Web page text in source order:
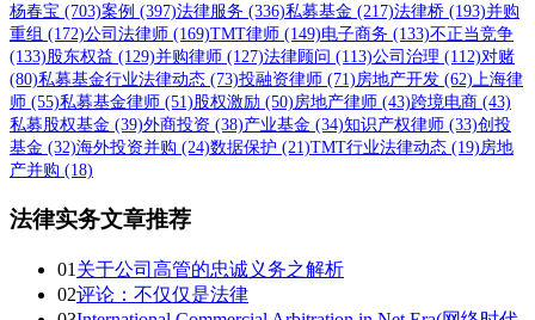
杨春宝 (703)案例 (397)法律服务 (336)私募基金 (217)法律桥 (193)并购
重组 (172)公司法律师 (169)TMT律师 (149)电子商务 (133)不正当竞争
(133)股东权益 (129)并购律师 (127)法律顾问 (113)公司治理 (112)对赌
(80)私募基金行业法律动态 (73)投融资律师 (71)房地产开发 (62)上海律
师 (55)私募基金律师 (51)股权激励 (50)房地产律师 (43)跨境电商 (43)
私募股权基金 (39)外商投资 (38)产业基金 (34)知识产权律师 (33)创投
基金 (32)海外投资并购 (24)数据保护 (21)TMT行业法律动态 (19)房地
产并购 (18)
法律实务文章推荐
01 关于公司高管的忠诚义务之解析
02评论：不仅仅是法律